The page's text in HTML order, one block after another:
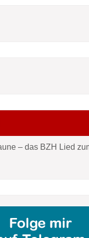
– das BZH Lied